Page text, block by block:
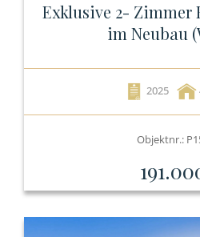
Exklusive 2- Zimmer
im Neubau
2025
Objektnr.: